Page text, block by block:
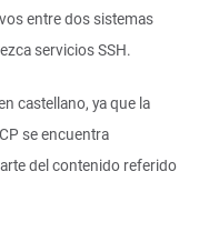
entre dos sistemas
servicios SSH.
castellano, ya que la
se encuentra
del contenido referido